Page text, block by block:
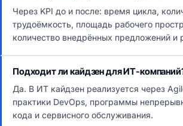
Через KPI до и после: время цикла,
трудоёмкость, площадь рабочего
количество внедрённых предложений и
Подходит ли кайдзен для ИТ-
Да. В ИТ кайдзен реализуется через
практики DevOps, программы
кода и сервисного обслуживания.